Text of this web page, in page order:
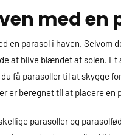
med en
en parasol i haven.
at blive blændet af solen.
få parasoller til at skygge
er beregnet til at placere en
parasoller og